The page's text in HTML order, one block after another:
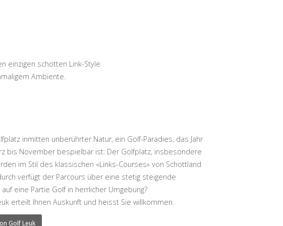
einzigen schotten Link-Style
Ambiente.
inmitten unberührter Natur, ein Golf-Paradies, das Jahr
bis November bespielbar ist: Der Golfplatz, insbesondere
im Stil des klassischen «Links-Courses» von Schottland
verfügt der Parcours über eine stetig steigende
auf eine Partie Golf in herrlicher Umgebung?
erteilt Ihnen Auskunft und heisst Sie willkommen.
Golf Leuk